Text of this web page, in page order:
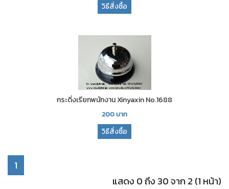
วิธีสั่งซื้อ
กระดิ่งเรียกพนักงาน Xinyaxin No.1688
200บาท
วิธีสั่งซื้อ
1
แสดง 0 ถึง 30 จาก 2 (1 หน้า)